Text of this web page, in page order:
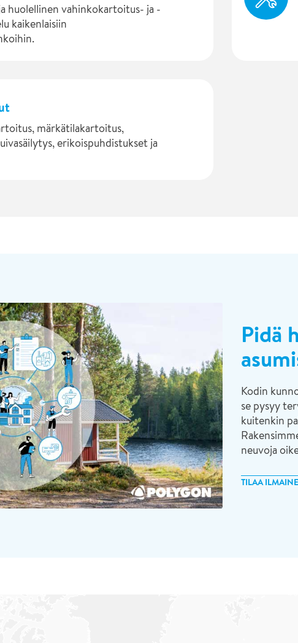
huolellinen vahinkokartoitus- ja -
kaikenlaisiin
märkätilakartoitus,
erikoispuhdistukset ja
Pidä
Kodin
se pysyy
kuitenkin
neuvoja
TILAA